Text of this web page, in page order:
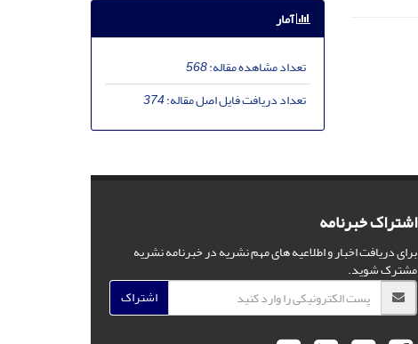
آمار
تعداد مشاهده مقاله:568
تعداد دریافت فایل اصل مقاله:374
اشتراک خبرنامه
برای دریافت اخبار و اطلاعیه های مهم نشریه در خبرنامه نشریه
مشترک شوید.
اشتراک